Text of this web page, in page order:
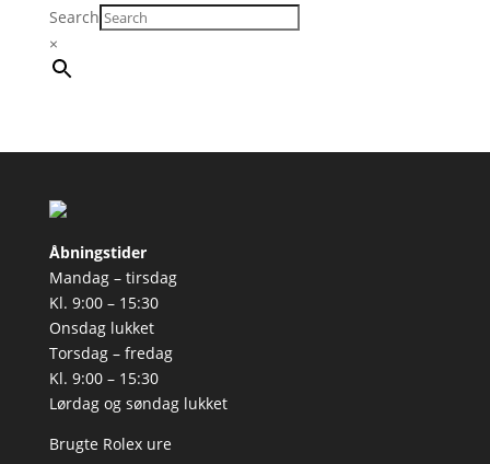
Search
×
Åbningstider
Mandag – tirsdag
Kl. 9:00 – 15:30
Onsdag lukket
Torsdag – fredag
Kl. 9:00 – 15:30
Lørdag og søndag lukket
Brugte Rolex ure